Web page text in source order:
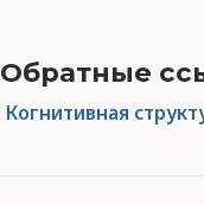
Обратные
Когнитивная